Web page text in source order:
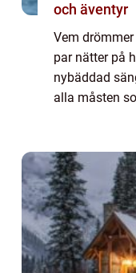
och äventyr
Vem
par nätter på
nybäddad
alla måsten